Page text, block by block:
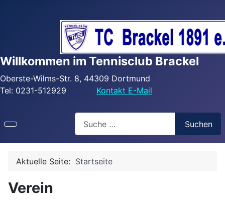
Willkommen im Tennisclub Brackel
Oberste-Wilms-Str. 8, 44309 Dortmund
Tel: 0231-512929
Kontakt E-Mail
Suchen
Aktuelle Seite: Startseite
Verein